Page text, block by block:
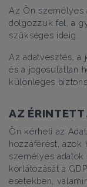
Az Ön személyes
dolgozzuk fel, a
szükséges ideig.
Az adatvesztés, a
és a jogosulatlan
különleges
AZ ÉRINTETT
Ön kérheti az
hozzáférést, azok
személyes
korlátozását a
esetekben,